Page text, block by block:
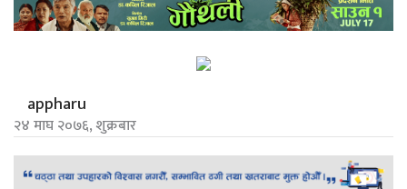
appharu
२४ माघ २०७६, शुक्रबार